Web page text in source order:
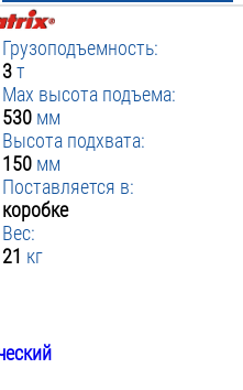
Грузоподъемность:
3т
Max высота подъема:
530 мм
Высота подхвата:
150 мм
Поставляется в:
коробке
Вес:
21 кг